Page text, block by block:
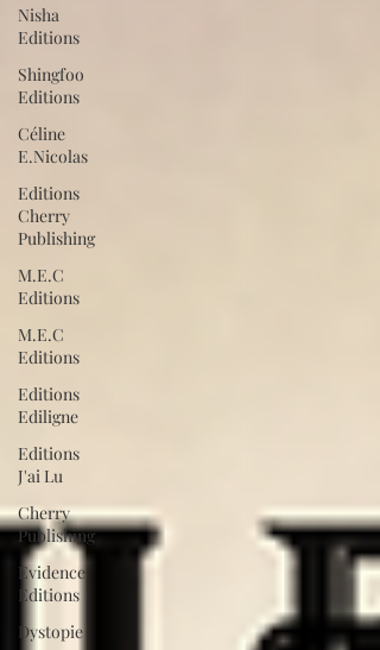
Nisha
Editions
Shingfoo
Editions
Céline
E.Nicolas
Editions
Cherry
Publishing
M.E.C
Editions
M.E.C
Editions
Editions
Ediligne
Editions
J'ai Lu
Cherry
Publishing
Evidence
Editions
Dystopie